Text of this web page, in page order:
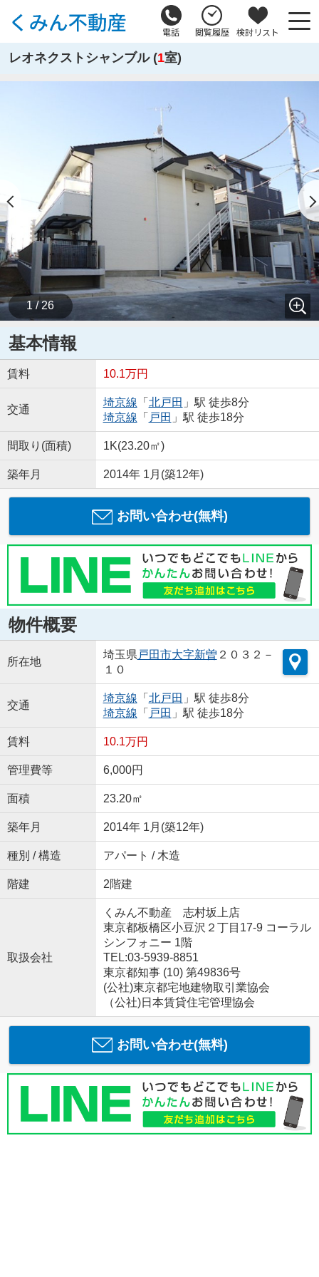
電話 閲覧履歴 検討リスト
レオネクストシャンブル (1室)
1 / 26
基本情報
賃料 10.1万円
交通
埼京線 「 北戸田 」駅 徒歩8分
埼京線 「 戸田 」駅 徒歩18分
間取り(面積) 1K(23.20㎡)
築年月 2014年 1月(築12年)
お問い合わせ(無料)
物件概要
所在地
埼玉県 戸田市大字新曽 ２０３２－
１０
交通
埼京線 「 北戸田 」駅 徒歩8分
埼京線 「 戸田 」駅 徒歩18分
賃料 10.1万円
管理費等 6,000円
面積 23.20㎡
築年月 2014年 1月(築12年)
種別 / 構造 アパート / 木造
階建 2階建
取扱会社
くみん不動産 志村坂上店
東京都板橋区小豆沢２丁目17-9 コーラル
シンフォニー 1階
TEL:03-5939-8851
東京都知事 (10) 第49836号
(公社)東京都宅地建物取引業協会
（公社)日本賃貸住宅管理協会
お問い合わせ(無料)